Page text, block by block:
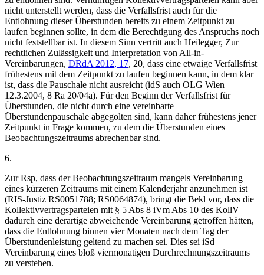
nicht unterstellt werden, dass die Verfallsfrist auch für die
Entlohnung dieser Überstunden bereits zu einem Zeitpunkt zu
laufen beginnen sollte, in dem die Berechtigung des Anspruchs noch
nicht feststellbar ist. In diesem Sinn vertritt auch Heilegger, Zur
rechtlichen Zulässigkeit und Interpretation von All-in-
Vereinbarungen, DRdA 2012, 17, 20, dass eine etwaige Verfallsfrist
frühestens mit dem Zeitpunkt zu laufen beginnen kann, in dem klar
ist, dass die Pauschale nicht ausreicht (idS auch OLG Wien
12.3.2004, 8 Ra 20/04a). Für den Beginn der Verfallsfrist für
Überstunden, die nicht durch eine vereinbarte
Überstundenpauschale abgegolten sind, kann daher frühestens jener
Zeitpunkt in Frage kommen, zu dem die Überstunden eines
Beobachtungszeitraums abrechenbar sind.
6.
Zur Rsp, dass der Beobachtungszeitraum mangels Vereinbarung
eines kürzeren Zeitraums mit einem Kalenderjahr anzunehmen ist
(RIS-Justiz RS0051788; RS0064874), bringt die Bekl vor, dass die
Kollektivvertragsparteien mit § 5 Abs 8 iVm Abs 10 des KollV
dadurch eine derartige abweichende Vereinbarung getroffen hätten,
dass die Entlohnung binnen vier Monaten nach dem Tag der
Überstundenleistung geltend zu machen sei. Dies sei iSd
Vereinbarung eines bloß viermonatigen Durchrechnungszeitraums
zu verstehen.